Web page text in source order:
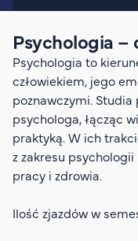
Studia II stopnia
Studia jednolite
Studia podyplomowe
Study in English
Wydziały
Opłaty za studia
Dla studenta
Organizacja studiów
Aktualności
Psychologia –
Psychologia to
człowiekiem, jego
poznawczymi.
psychologa, łącząc
praktyką. W ich
z zakresu psychologii
pracy i zdrowia.
Ilość zjazdów w